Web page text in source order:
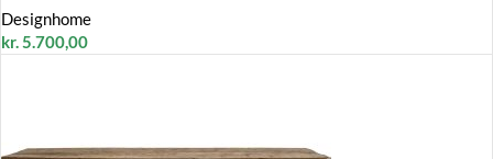
Designhome
kr.5.700,00